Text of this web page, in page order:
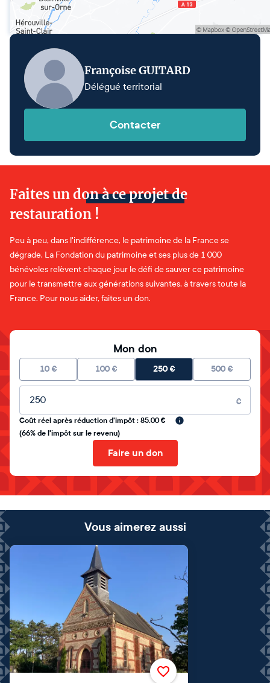
Françoise GUITARD
Délégué territorial
Contacter
Faites un don à ce projet de
restauration !
Peu à peu, dans l'indifférence, le patrimoine de la France se
dégrade. La Fondation du patrimoine et ses plus de 1 000
bénévoles relèvent chaque jour le défi de sauver ce patrimoine
pour le transmettre aux générations suivantes, à travers toute la
France. Pour nous aider, faites un don.
Mon don
10 € 100 € 250€ 500 €
Montant libre
€
Coût réel après réduction d'impôt : 85.00 €
(66% de l'impôt sur le revenu)
Faire un don
Vous aimerez aussi